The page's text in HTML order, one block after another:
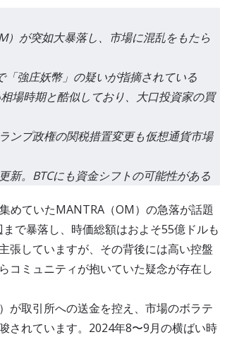
）が突如大暴落し、市場に混乱をもたら
「強庄妖幣」の疑いが指摘されている
場時期と酷似しており、大口投資家の買
ンプ政権の関税措置変更も仮想通貨市場
新。BTCにも資金シフトの可能性がある
めていたMANTRA（OM）の急落が話題
で暴落し、時価総額はおよそ55億ドルも
張していますが、その背後には高い控盤
コミュニティが抱いていた疑念が存在し
が取引所への送金を控え、市場のボラテ
されています。2024年8〜9月の横ばい時